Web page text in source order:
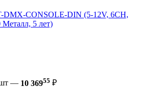
DMX-CONSOLE-DIN (5-12V, 6CH,
5 лет)
шт — 10 36955 ₽